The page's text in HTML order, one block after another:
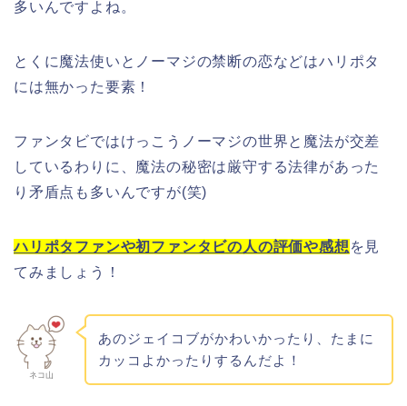
多いんですよね。
とくに魔法使いとノーマジの禁断の恋などはハリポタ
には無かった要素！
ファンタビではけっこうノーマジの世界と魔法が交差
しているわりに、魔法の秘密は厳守する法律があった
り矛盾点も多いんですが(笑)
ハリポタファンや初ファンタビの人の評価や感想を見
てみましょう！
ネコ山
あのジェイコブがかわいかったり、たまに
カッコよかったりするんだよ！